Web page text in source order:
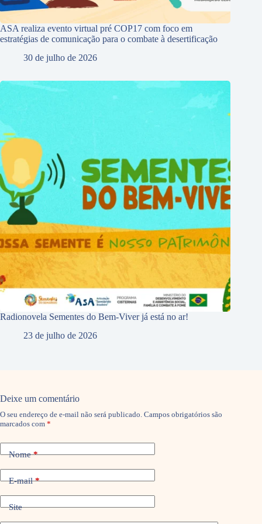
ASA realiza evento virtual pré COP17 com foco em
estratégias de comunicação para o combate à desertificação
30 de julho de 2026
Radionovela Sementes do Bem-Viver já está no ar!
23 de julho de 2026
Deixe um comentário
O seu endereço de e-mail não será publicado. Campos obrigatórios são
marcados com *
Nome*
E-mail*
Site